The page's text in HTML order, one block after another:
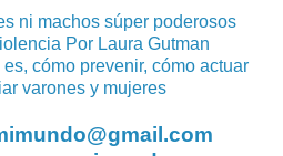
ni machos súper poderosos
Por Laura Gutman
cómo prevenir, cómo actuar
varones y mujeres